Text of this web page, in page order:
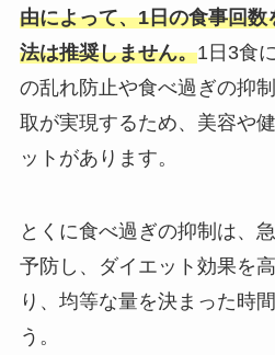
由によって、1日の食事回
法は推奨しません。1日3食
の乱れ防止や食べ過ぎの抑
取が実現するため、美容や
ットがあります。
とくに食べ過ぎの抑制は、
予防し、ダイエット効果を
り、均等な量を決まった時
う。